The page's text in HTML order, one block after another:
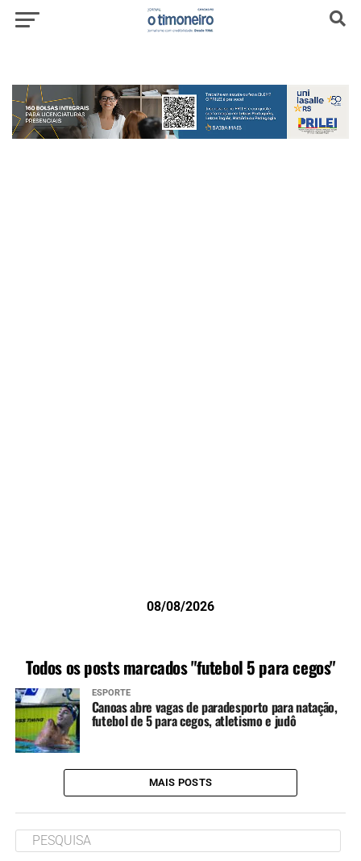
08/08/2026
Todos os posts marcados "futebol 5 para cegos"
ESPORTE
Canoas abre vagas de paradesporto para natação,
futebol de 5 para cegos, atletismo e judô
MAIS POSTS